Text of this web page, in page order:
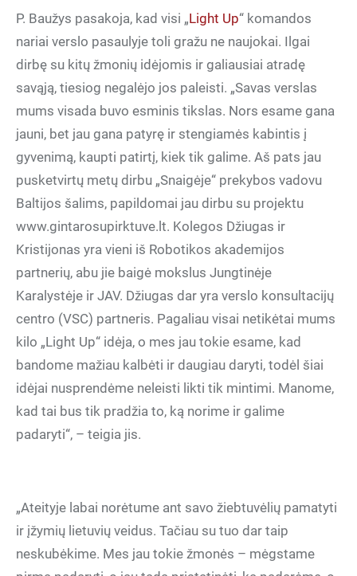
P. Baužys pasakoja, kad visi „Light Up“ komandos
nariai verslo pasaulyje toli gražu ne naujokai. Ilgai
dirbę su kitų žmonių idėjomis ir galiausiai atradę
savąją, tiesiog negalėjo jos paleisti. „Savas verslas
mums visada buvo esminis tikslas. Nors esame gana
jauni, bet jau gana patyrę ir stengiamės kabintis į
gyvenimą, kaupti patirtį, kiek tik galime. Aš pats jau
pusketvirtų metų dirbu „Snaigėje“ prekybos vadovu
Baltijos šalims, papildomai jau dirbu su projektu
www.gintarosupirktuve.lt. Kolegos Džiugas ir
Kristijonas yra vieni iš Robotikos akademijos
partnerių, abu jie baigė mokslus Jungtinėje
Karalystėje ir JAV. Džiugas dar yra verslo konsultacijų
centro (VSC) partneris. Pagaliau visai netikėtai mums
kilo „Light Up“ idėja, o mes jau tokie esame, kad
bandome mažiau kalbėti ir daugiau daryti, todėl šiai
idėjai nusprendėme neleisti likti tik mintimi. Manome,
kad tai bus tik pradžia to, ką norime ir galime
padaryti“, – teigia jis.
„Ateityje labai norėtume ant savo žiebtuvėlių pamatyti
ir įžymių lietuvių veidus. Tačiau su tuo dar taip
neskubėkime. Mes jau tokie žmonės – mėgstame